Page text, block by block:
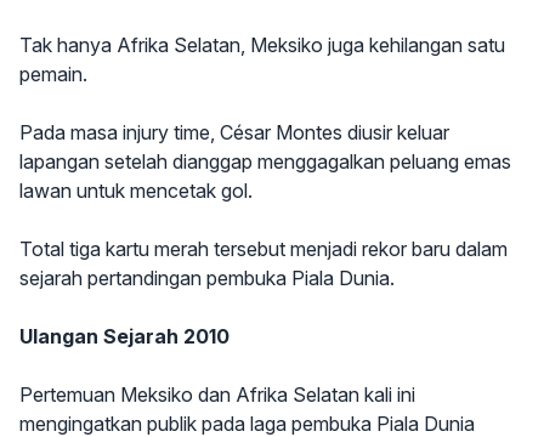
Tak hanya Afrika Selatan, Meksiko juga kehilangan satu
pemain.
Pada masa injury time, César Montes diusir keluar
lapangan setelah dianggap menggagalkan peluang emas
lawan untuk mencetak gol.
Total tiga kartu merah tersebut menjadi rekor baru dalam
sejarah pertandingan pembuka Piala Dunia.
Ulangan Sejarah 2010
Pertemuan Meksiko dan Afrika Selatan kali ini
mengingatkan publik pada laga pembuka Piala Dunia